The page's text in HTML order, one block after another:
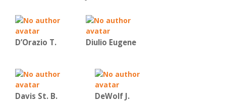
D’Orazio T. Diulio Eugene
Davis St. B. DeWolf J.